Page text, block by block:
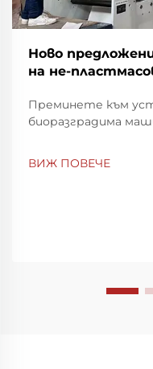
Ново
на не-
Преминете към
биоразградима
въздействие.
ВИЖ ПОВЕЧЕ